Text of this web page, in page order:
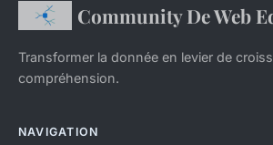
Community De Web
Transformer la donnée en levier de
compréhension.
NAVIGATION